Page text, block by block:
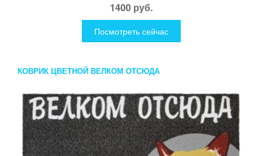
1400 руб.
Посмотреть сейчас
КОВРИК ЦВЕТНОЙ ВЕЛКОМ ОТСЮДА